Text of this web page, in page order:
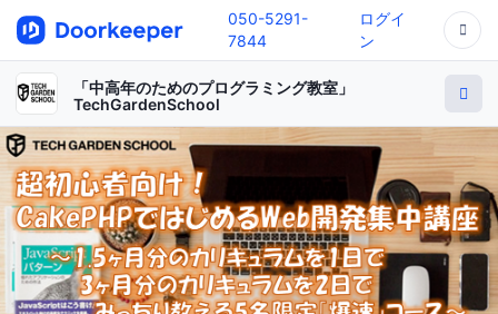
050-5291-
7844
ログイ
ン
「中高年のためのプログラミング教室」
TechGardenSchool